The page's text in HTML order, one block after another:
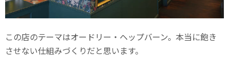
この店のテーマはオードリー・ヘップバーン。本当に飽き
させない仕組みづくりだと思います。